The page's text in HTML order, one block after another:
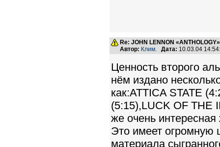
Re: JOHN LENNON
Автор: Клим. Дата: 10.03.04
Ценность второго
нём издано
как:ATTICA STATE
(5:15),LUCK OF THE
же очень
Это имеет огромную
материала